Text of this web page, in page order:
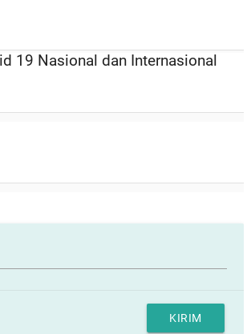
19 Nasional dan Internasional
KIRIM